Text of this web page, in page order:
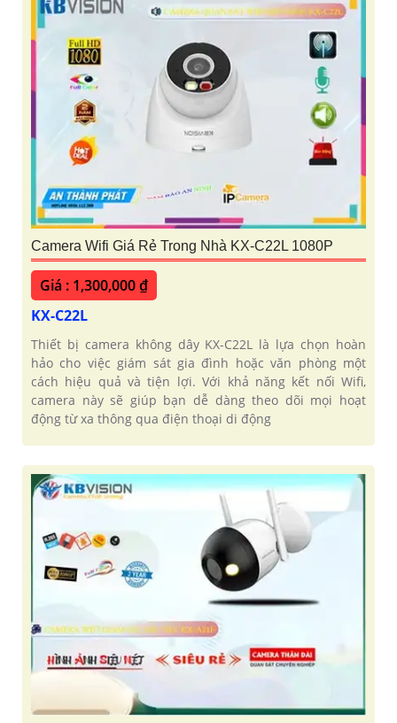
Camera Wifi Giá Rẻ Trong Nhà KX-C22L 1080P
Giá : 1,300,000 ₫
KX-C22L
Thiết bị camera không dây KX-C22L là lựa chọn hoàn
hảo cho việc giám sát gia đình hoặc văn phòng một
cách hiệu quả và tiện lợi. Với khả năng kết nối Wifi,
camera này sẽ giúp bạn dễ dàng theo dõi mọi hoạt
động từ xa thông qua điện thoại di động